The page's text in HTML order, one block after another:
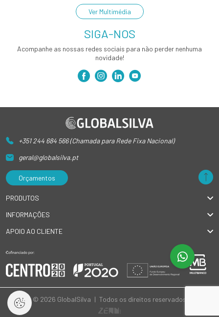
Ver Multimédia
SIGA-NOS
Acompanhe as nossas redes sociais para não perder nenhuma
novidade!
+351 244 684 566 (Chamada para Rede Fixa Nacional)
geral@globalsilva.pt
Orçamentos
PRODUTOS
INFORMAÇÕES
APOIO AO CLIENTE
© 2026 GlobalSilva | Todos os direitos reservados